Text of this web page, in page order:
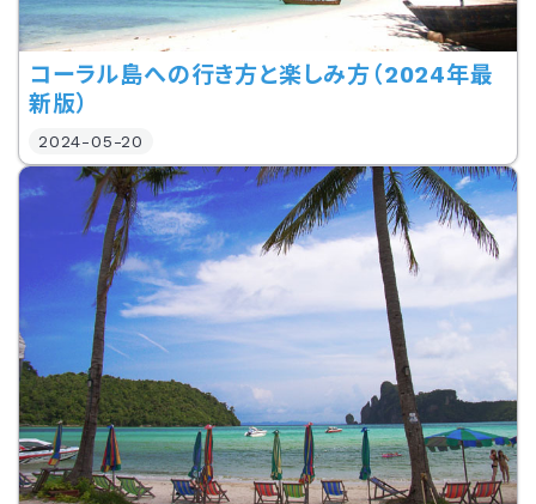
コーラル島への行き方と楽しみ方（2024年最
新版）
2024-05-20